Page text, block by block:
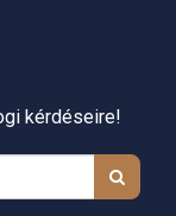
kérdéseire!